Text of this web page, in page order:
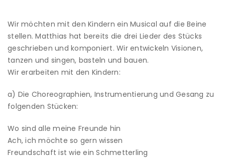
Wir möchten mit den Kindern ein Musical auf die Beine
stellen. Matthias hat bereits die drei Lieder des Stücks
geschrieben und komponiert. Wir entwickeln Visionen,
tanzen und singen, basteln und bauen.
Wir erarbeiten mit den Kindern:
a) Die Choreographien, Instrumentierung und Gesang zu
folgenden Stücken:
Wo sind alle meine Freunde hin
Ach, ich möchte so gern wissen
Freundschaft ist wie ein Schmetterling